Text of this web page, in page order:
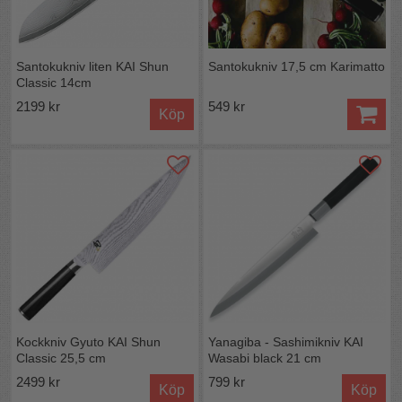
behålla skärpan.
Underhåll:
Förslagsvis med porslinsbryne,
diamantbryne eller slipsten.
Alla knivar i KAI:S wasabiserie hittar du här:
Santokukniv liten KAI Shun
Classic 14cm
2199 kr
Köp
Santokukniv 17,5 cm Karimatto
549 kr
Kockkniv Gyuto KAI Shun
Classic 25,5 cm
2499 kr
Köp
Yanagiba - Sashimikniv KAI
Wasabi black 21 cm
799 kr
Köp